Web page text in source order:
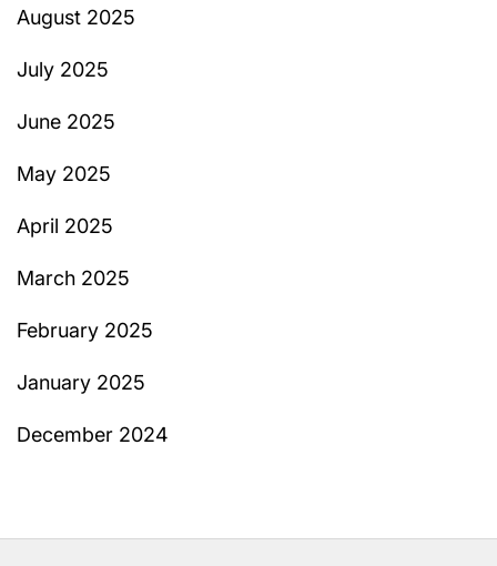
August 2025
July 2025
June 2025
May 2025
April 2025
March 2025
February 2025
January 2025
December 2024